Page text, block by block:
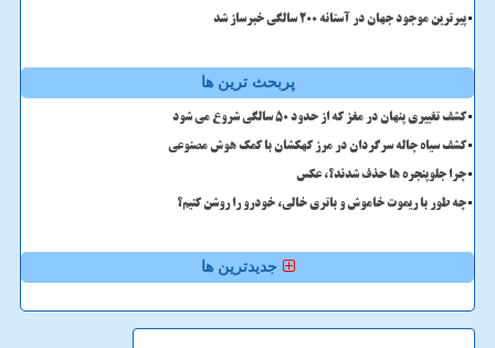
پیرترین موجود جهان در آستانه ۲۰۰ سالگی خبرساز شد
پربحث ترین ها
کشف تغییری پنهان در مغز که از حدود 50 سالگی شروع می شود
کشف سیاه چاله سرگردان در مرز کهکشان با کمک هوش مصنوعی
چرا جلوپنجره ها حذف شدند؟، عکس
چه طور با ریموت خاموش و باتری خالی، خودرو را روشن کنیم؟
جدیدترین ها